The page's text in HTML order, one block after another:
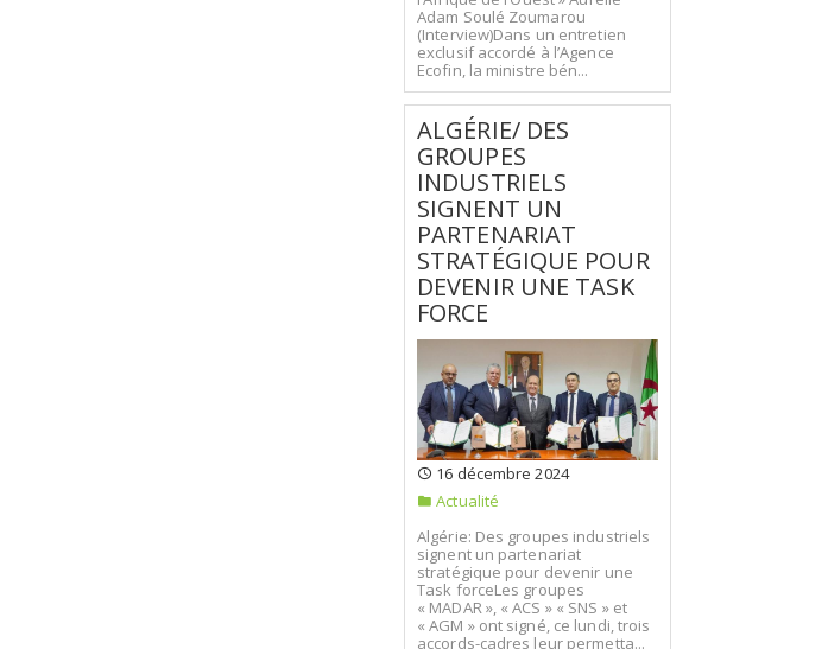
Adam Soulé Zoumarou
(Interview)Dans un entretien
exclusif accordé à l’Agence
Ecofin, la ministre bén...
ALGÉRIE/ DES
GROUPES
INDUSTRIELS
SIGNENT UN
PARTENARIAT
STRATÉGIQUE POUR
DEVENIR UNE TASK
FORCE
16 décembre 2024
Actualité
Algérie: Des groupes industriels
signent un partenariat
stratégique pour devenir une
Task forceLes groupes
« MADAR », « ACS » « SNS » et
« AGM » ont signé, ce lundi, trois
accords-cadres leur permetta...